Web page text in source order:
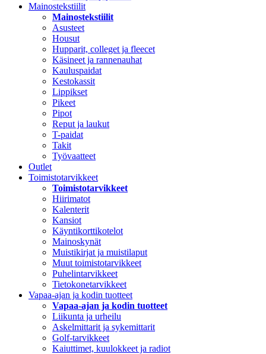
Mainostekstiilit
Mainostekstiilit
Asusteet
Housut
Hupparit, colleget ja fleecet
Käsineet ja rannenauhat
Kauluspaidat
Kestokassit
Lippikset
Pikeet
Pipot
Reput ja laukut
T-paidat
Takit
Työvaatteet
Outlet
Toimistotarvikkeet
Toimistotarvikkeet
Hiirimatot
Kalenterit
Kansiot
Käyntikorttikotelot
Mainoskynät
Muistikirjat ja muistilaput
Muut toimistotarvikkeet
Puhelintarvikkeet
Tietokonetarvikkeet
Vapaa-ajan ja kodin tuotteet
Vapaa-ajan ja kodin tuotteet
Liikunta ja urheilu
Askelmittarit ja sykemittarit
Golf-tarvikkeet
Kaiuttimet, kuulokkeet ja radiot